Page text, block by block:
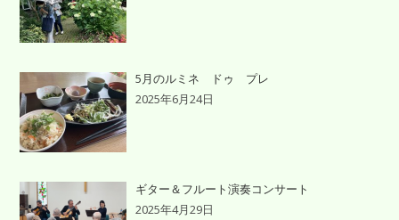
5月のルミネ ドゥ プレ
2025年6月24日
ギター＆フルート演奏コンサート
2025年4月29日